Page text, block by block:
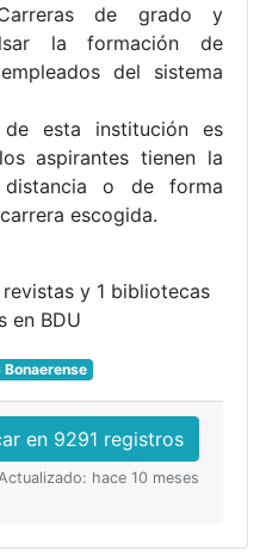
de grado y
la formación de
del sistema
esta institución es
aspirantes tienen la
o de forma
escogida.
y 1 bibliotecas
en BDU
Bonaerense
en 9291 registros
Actualizado: hace 10 meses